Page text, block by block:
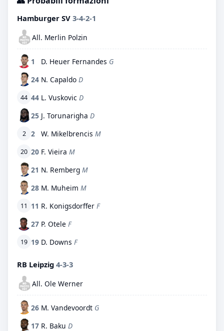
Hamburger SV 3-4-2-1
All. Merlin Polzin
1 D. Heuer Fernandes G
24 N. Capaldo D
44 44 L. Vuskovic D
25 J. Torunarigha D
2 2 W. Mikelbrencis M
20 20 F. Vieira M
21 N. Remberg M
28 M. Muheim M
11 11 R. Konigsdorffer F
27 P. Otele F
19 19 D. Downs F
RB Leipzig 4-3-3
All. Ole Werner
26 M. Vandevoordt G
17 R. Baku D